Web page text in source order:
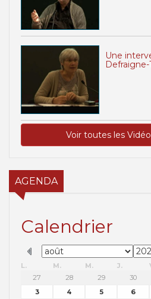
Une
Defraigne-
Voir toutes les
AGENDA
Calendrier
L. M. M. J.
27
28 29 30
3
4 5 6